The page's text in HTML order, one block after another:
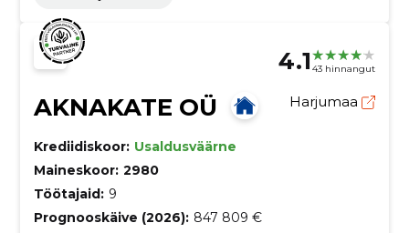
4.1 43 hinnangut
AKNAKATE OÜ Harjumaa
Krediidiskoor: Usaldusväärne
Maineskoor: 2980
Töötajaid: 9
Prognooskäive (2026): 847 809 €